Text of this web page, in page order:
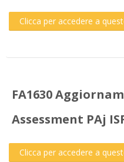
Clicca per accedere a
FA1630
Assessment PAj
Clicca per accedere a